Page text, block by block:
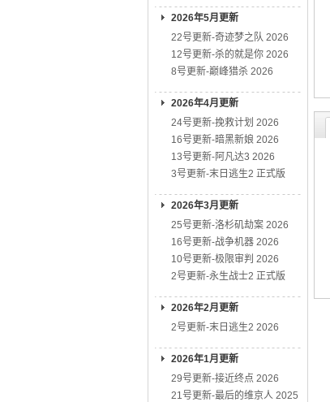
2026年5月更新
22号更新-奇迹梦之队 2026
12号更新-杀的就是你 2026
8号更新-巅峰猎杀 2026
2026年4月更新
24号更新-挽救计划 2026
16号更新-暗黑新娘 2026
13号更新-阿凡达3 2026
3号更新-末日逃生2 正式版
2026年3月更新
25号更新-洛杉矶劫案 2026
16号更新-战争机器 2026
10号更新-极限审判 2026
2号更新-永生战士2 正式版
2026年2月更新
2号更新-末日逃生2 2026
2026年1月更新
29号更新-接近终点 2026
21号更新-最后的维京人 2025